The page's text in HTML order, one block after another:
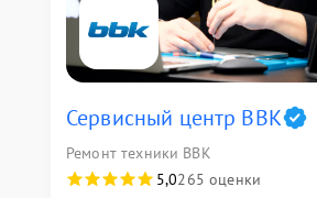
Сервисный центр BBK
Ремонт техники BBK
5,0265 оценки